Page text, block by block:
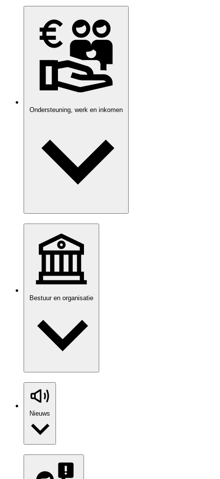
Ondersteuning, werk en inkomen
Bestuur en organisatie
Nieuws